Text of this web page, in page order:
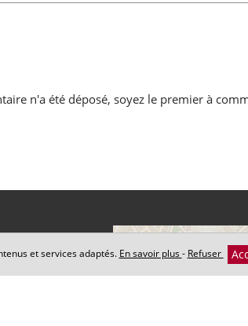
n'a été déposé, soyez le premier à
et services adaptés. En savoir plus- Refuser